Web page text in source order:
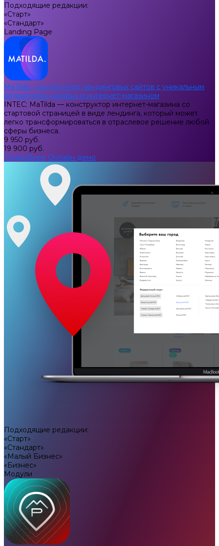
Подходящие редакции:
«Старт»
«Стандарт»
Landing Page
MaTilda - конструктор лендинговых сайтов с уникальным
редактором дизайна и интернет-магазином
INTEC: MaTilda — конструктор интернет-магазина со
стартовой страницей в виде лендинга, который может
легко трансформироваться в отраслевое решение любой
сферы бизнеса.
9 950 руб.
19 900 руб.
Подробнее Онлайн-демо
Подходящие редакции:
«Старт»
«Стандарт»
«Малый Бизнес»
«Бизнес»
Модули